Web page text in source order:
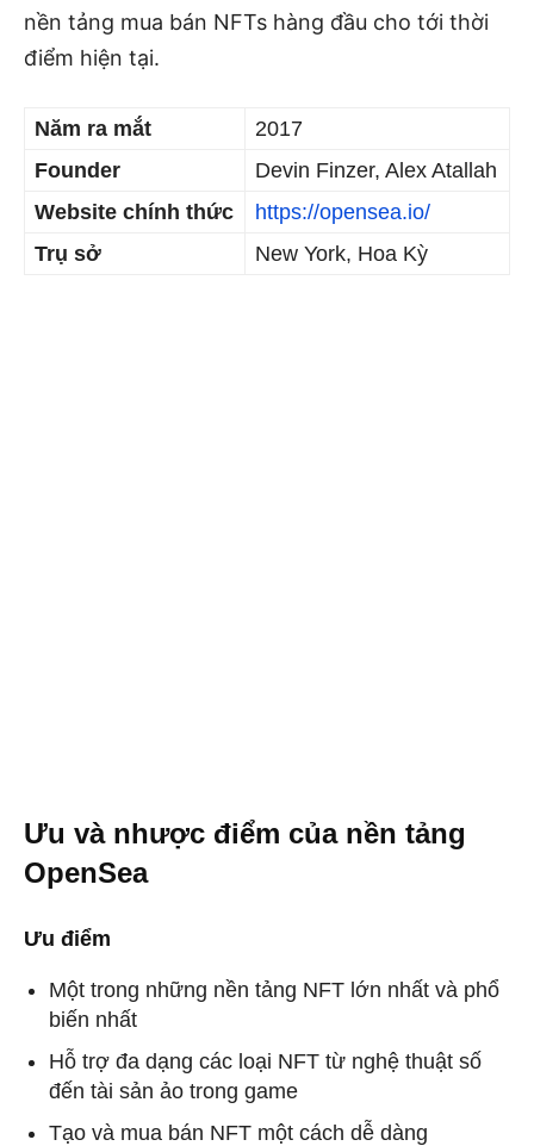
nền tảng mua bán NFTs hàng đầu cho tới thời
điểm hiện tại.
Năm ra mắt
2017
Founder
Devin Finzer, Alex Atallah
Website chính thức
https://opensea.io/
Trụ sở
New York, Hoa Kỳ
Ưu và nhược điểm của nền tảng
OpenSea
Ưu điểm
Một trong những nền tảng NFT lớn nhất và phổ
biến nhất
Hỗ trợ đa dạng các loại NFT từ nghệ thuật số
đến tài sản ảo trong game
Tạo và mua bán NFT một cách dễ dàng